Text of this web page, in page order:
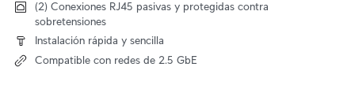
(2) Conexiones RJ45 pasivas y protegidas contra
sobretensiones
Instalación rápida y sencilla
Compatible con redes de 2.5 GbE